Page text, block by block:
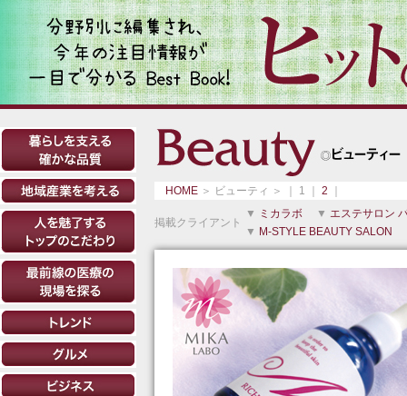
HOME ＞ ビューティ ＞ ｜ 1 ｜ 2
掲載クライアント
▼ ミカラボ ▼ エステサロン
▼ M-STYLE BEAUTY SALON